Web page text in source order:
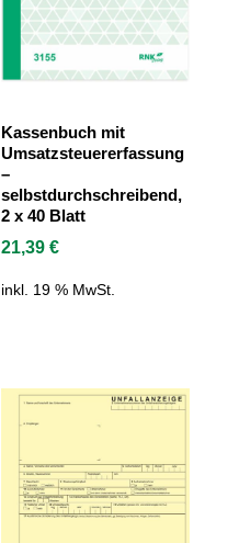
Kassenbuch mit
Umsatzsteuererfassung
–
selbstdurchschreibend,
2 x 40 Blatt
21,39€
inkl. 19 % MwSt.